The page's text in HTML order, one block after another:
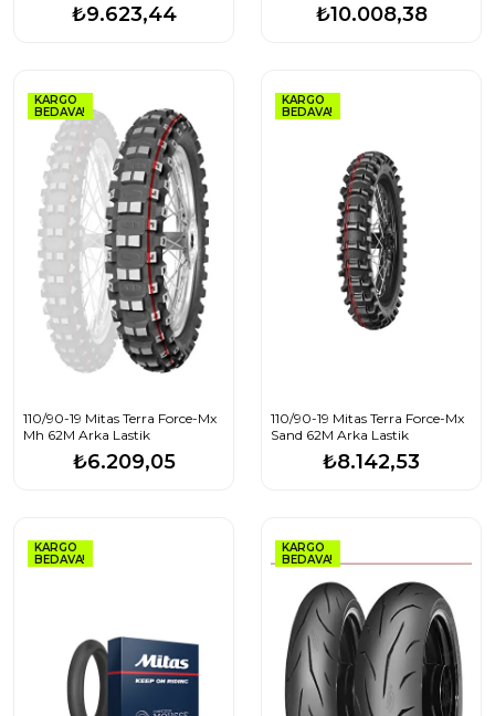
₺9.623,44 ₺10.008,38
KARGO
BEDAVA!
110/90-19 Mitas Terra Force-Mx
Mh 62M Arka Lastik
₺6.209,05
KARGO
BEDAVA!
110/90-19 Mitas Terra Force-Mx
Sand 62M Arka Lastik
₺8.142,53
KARGO
BEDAVA!
KARGO
BEDAVA!